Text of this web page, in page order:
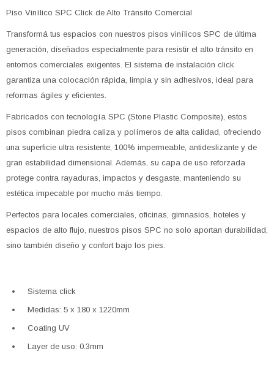
Piso Vinílico SPC Click de Alto Tránsito Comercial
Transformá tus espacios con nuestros pisos vinílicos SPC de última
generación, diseñados especialmente para resistir el alto tránsito en
entornos comerciales exigentes. El sistema de instalación click
garantiza una colocación rápida, limpia y sin adhesivos, ideal para
reformas ágiles y eficientes.
Fabricados con tecnología SPC (Stone Plastic Composite), estos
pisos combinan piedra caliza y polímeros de alta calidad, ofreciendo
una superficie ultra resistente, 100% impermeable, antideslizante y de
gran estabilidad dimensional. Además, su capa de uso reforzada
protege contra rayaduras, impactos y desgaste, manteniendo su
estética impecable por mucho más tiempo.
Perfectos para locales comerciales, oficinas, gimnasios, hoteles y
espacios de alto flujo, nuestros pisos SPC no solo aportan durabilidad,
sino también diseño y confort bajo los pies.
Sistema click
Medidas: 5 x 180 x 1220mm
Coating UV
Layer de uso: 0.3mm